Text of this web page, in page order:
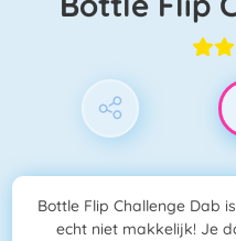
Bottle Flip Challenge Dab
echt niet makkelijk! Je